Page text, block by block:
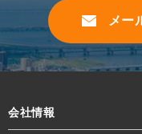
メー
会社情報